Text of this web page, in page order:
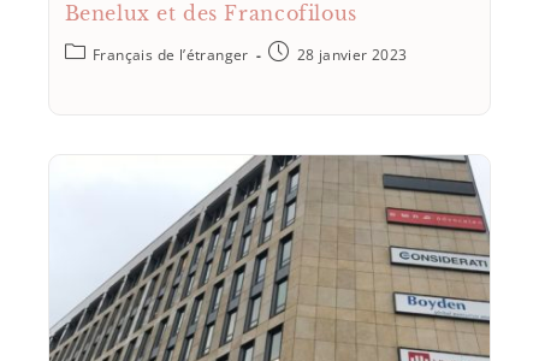
Benelux et des Francofilous
Français de l’étranger 28 janvier 2023